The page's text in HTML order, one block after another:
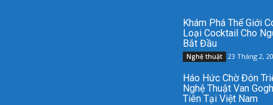
Khám Phá Thế Giới
Loại Cocktail Cho
Bắt Đầu
Nghệ thuật 23 Tháng 2,
Háo Hức Chờ Đón
Nghệ Thuật Van
Tiên Tại Việt Nam